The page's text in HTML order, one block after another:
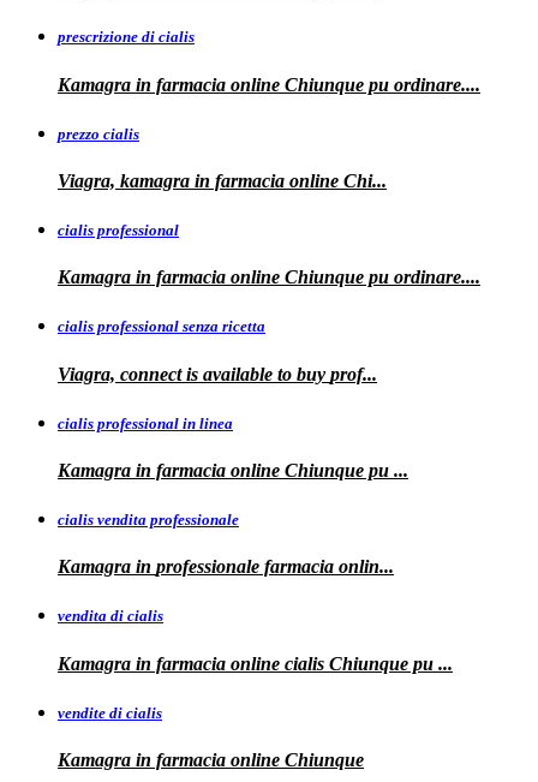
prescrizione di cialis
Kamagra in farmacia online Chiunque pu ordinare....
prezzo cialis
Viagra, kamagra in farmacia online Chi...
cialis professional
Kamagra in farmacia online Chiunque pu ordinare....
cialis professional senza ricetta
Viagra, connect is available to buy prof...
cialis professional in linea
Kamagra in farmacia online Chiunque pu ...
cialis vendita professionale
Kamagra in professionale farmacia onlin...
vendita di cialis
Kamagra in farmacia online cialis Chiunque pu ...
vendite di cialis
Kamagra in farmacia online Chiunque